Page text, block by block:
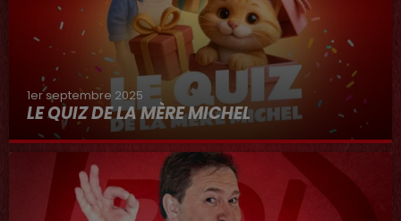
1er septembre 2025
LE QUIZ DE LA MÈRE MICHEL